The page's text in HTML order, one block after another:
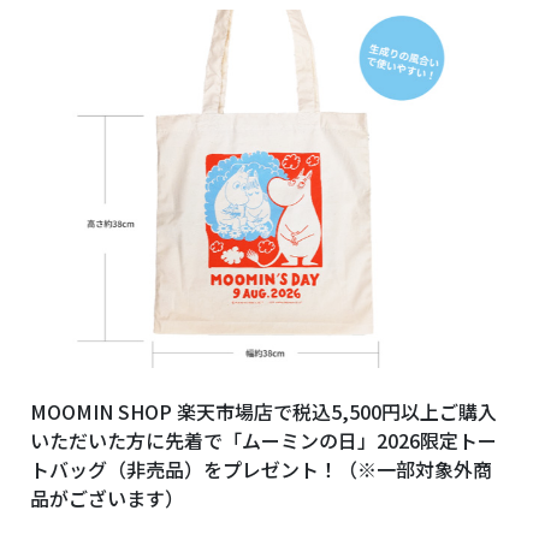
MOOMIN SHOP 楽天市場店で税込5,500円以上ご購入
いただいた方に先着で「ムーミンの日」2026限定トー
トバッグ（非売品）をプレゼント！（※一部対象外商
品がございます）